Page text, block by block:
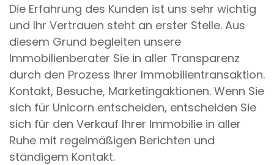
Die Erfahrung des Kunden ist uns sehr wichtig
und Ihr Vertrauen steht an erster Stelle. Aus
diesem Grund begleiten unsere
Immobilienberater Sie in aller Transparenz
durch den Prozess Ihrer Immobilientransaktion.
Kontakt, Besuche, Marketingaktionen. Wenn Sie
sich für Unicorn entscheiden, entscheiden Sie
sich für den Verkauf Ihrer Immobilie in aller
Ruhe mit regelmäßigen Berichten und
ständigem Kontakt.